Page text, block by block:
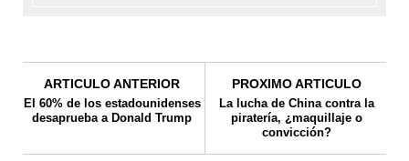
ARTICULO ANTERIOR
El 60% de los estadounidenses
desaprueba a Donald Trump
PROXIMO ARTICULO
La lucha de China contra la
piratería, ¿maquillaje o
convicción?